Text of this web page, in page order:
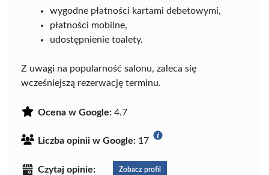
wygodne płatności kartami debetowymi,
płatności mobilne,
udostępnienie toalety.
Z uwagi na popularność salonu, zaleca się
wcześniejszą rezerwację terminu.
Ocena w Google: 4.7
Liczba opinii w Google: 17
Czytaj opinie: Zobacz profil